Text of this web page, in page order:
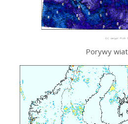
Porywy